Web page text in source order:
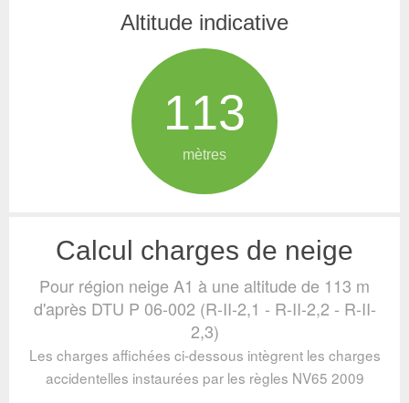
Altitude indicative
113
mètres
Calcul charges de neige
Pour région neige A1 à une altitude de 113 m
d'après DTU P 06-002 (R-II-2,1 - R-II-2,2 - R-II-
2,3)
Les charges affichées ci-dessous intègrent les charges
accidentelles instaurées par les règles NV65 2009